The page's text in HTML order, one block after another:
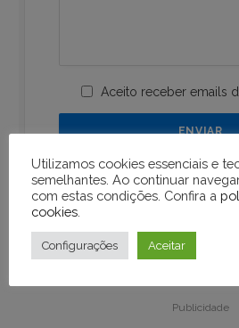
Aceito receber emails
Publicidade
Publicidade
Utilizamos cookies essenciais e
semelhantes. Ao continuar
com estas condições. Confira a
cookies
Configurações Aceitar